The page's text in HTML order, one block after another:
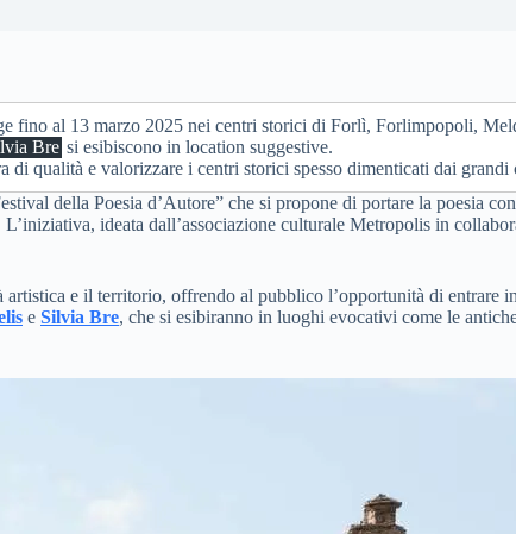
fino al 13 marzo 2025 nei centri storici di Forlì, Forlimpopoli,
Bre si esibiscono in location suggestive.
qualità e valorizzare i centri storici spesso dimenticati dai grandi
della Poesia d’Autore” che si propone di portare la poesia
ideata dall’associazione culturale Metropolis in
e il territorio, offrendo al pubblico l’opportunità di entrare
e Silvia Bre, che si esibiranno in luoghi evocativi come le